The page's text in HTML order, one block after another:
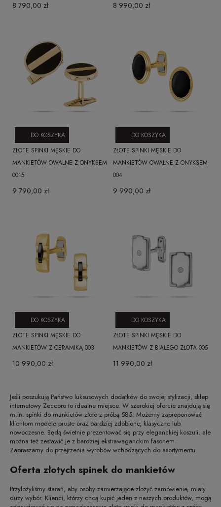
8 790,00 zł 8 990,00 zł
ZŁOTE SPINKI MĘSKIE DO
MANKIETÓW OWALNE Z ONYKSEM
0015
9 790,00 zł
DO KOSZYKA
ZŁOTE SPINKI MĘSKIE DO
MANKIETÓW OWALNE Z ONYKSEM
004
9 990,00 zł
DO KOSZYKA
ZŁOTE SPINKI MĘSKIE DO
MANKIETÓW Z CERAMIKĄ 003
10 990,00 zł
DO KOSZYKA
ZŁOTE SPINKI MĘSKIE DO
MANKIETÓW Z BIAŁEGO ZŁOTA 005
11 990,00 zł
DO KOSZYKA
Jeśli poszukują Państwo luksusowych dodatków do swojej stylizacji, sklep
internetowy Zeccoro to idealne miejsce. W szerokiej ofercie znajdują się
m.in. spinki do mankietów złote z próbą 585. Możemy zaproponować
klientom modele proste oraz bardziej zdobione, klasyczne lub
nowoczesne. Będą świetnie prezentować się przy eleganckiej koszuli, ale
można też zestawić je z bardziej ekstrawaganckim fasonem.
Zapraszamy do przejrzenia wyrobów wchodzących do asortymentu.
Oferta złotych spinek do mankietów
Przyłożyliśmy starań, aby osoby zamierzające złożyć zamówienie, miały
duży wybór. Klienci, którzy chcą kupić jeden z naszych produktów, mogą